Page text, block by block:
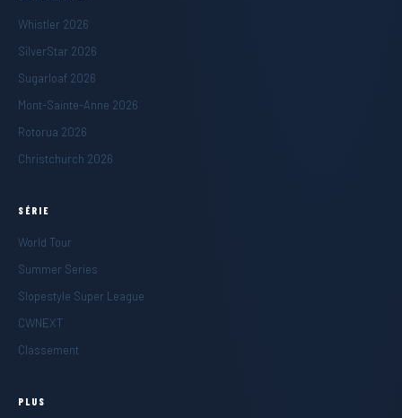
Whistler 2026
SilverStar 2026
Sugarloaf 2026
Mont-Sainte-Anne 2026
Rotorua 2026
Christchurch 2026
SÉRIE
World Tour
Summer Series
Slopestyle Super League
CWNEXT
Classement
PLUS